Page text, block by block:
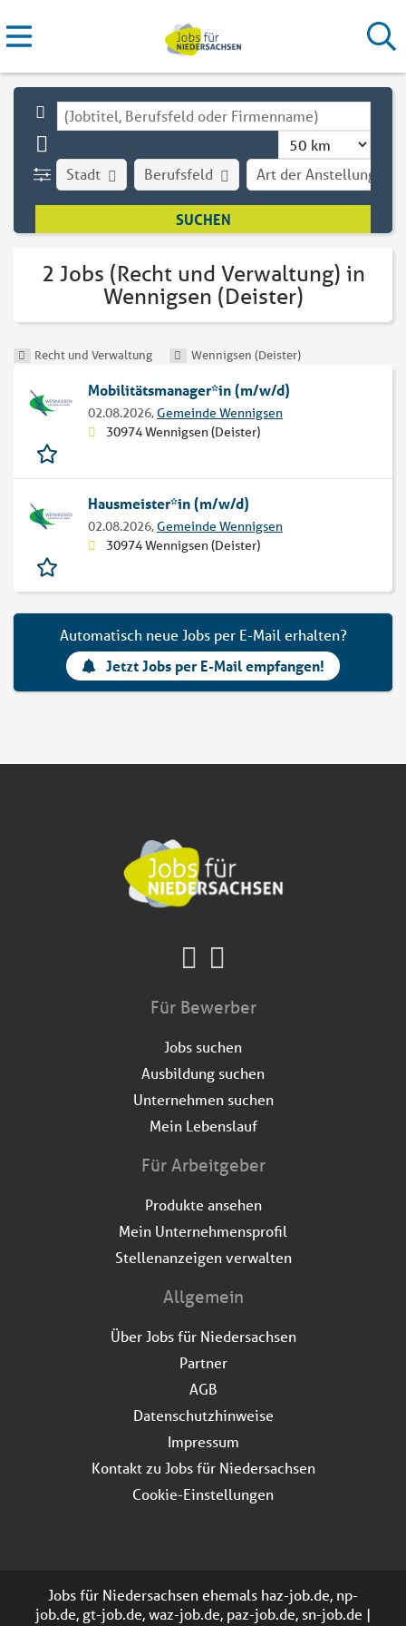
Stadt Art der Anstellung
Berufsfeld
2 Jobs (Recht und Verwaltung) in
Wennigsen (Deister)
Recht und Verwaltung Wennigsen (Deister)
Mobilitätsmanager*in (m/w/d)
02.08.2026,Gemeinde Wennigsen
30974 Wennigsen (Deister)
Hausmeister*in (m/w/d)
02.08.2026,Gemeinde Wennigsen
30974 Wennigsen (Deister)
Automatisch neue Jobs per E-Mail erhalten?
Jetzt Jobs per E-Mail empfangen!
Für Bewerber
Jobs suchen
Ausbildung suchen
Unternehmen suchen
Mein Lebenslauf
Für Arbeitgeber
Produkte ansehen
Mein Unternehmensprofil
Stellenanzeigen verwalten
Allgemein
Über Jobs für Niedersachsen
Partner
AGB
Datenschutzhinweise
Impressum
Kontakt zu Jobs für Niedersachsen
Cookie-Einstellungen
Jobs für Niedersachsen ehemals haz-job.de, np-
job.de, gt-job.de, waz-job.de, paz-job.de, sn-job.de |